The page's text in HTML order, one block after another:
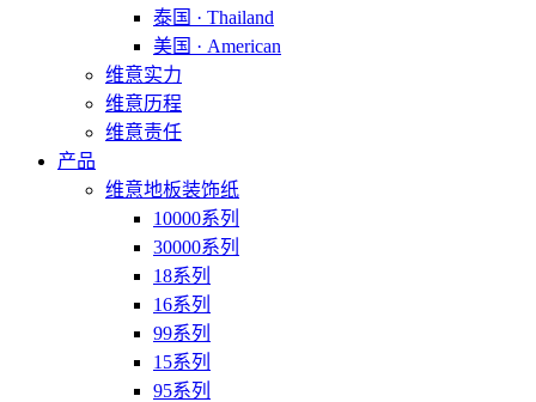
泰国 · Thailand
美国 · American
维意实力
维意历程
维意责任
产品
维意地板装饰纸
10000系列
30000系列
18系列
16系列
99系列
15系列
95系列